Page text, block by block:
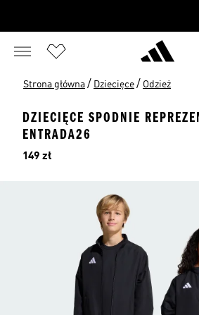
Strona główna / Dziecięce / Odzież
DZIECIĘCE SPODNIE
ENTRADA26
Cena
149 zł